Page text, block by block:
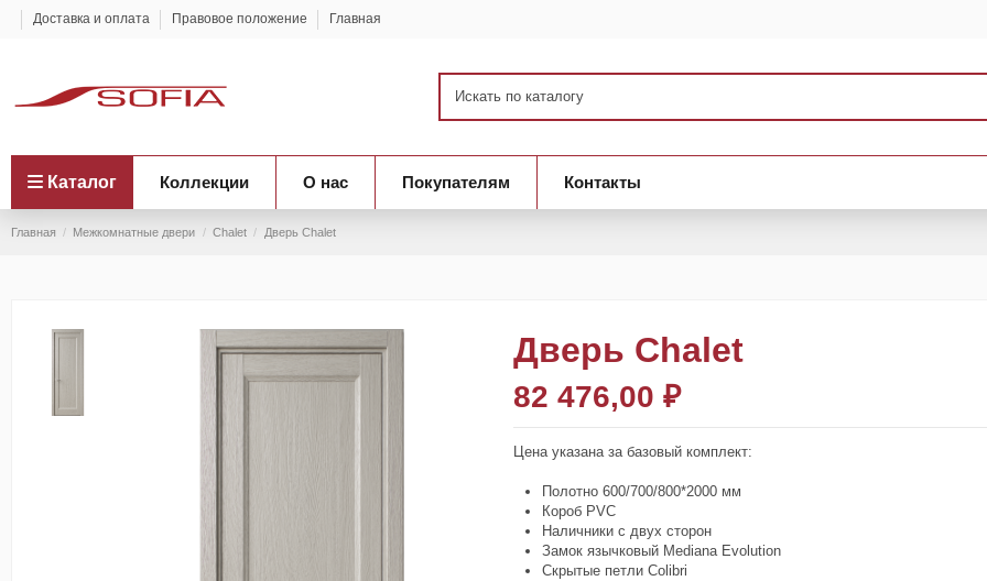
Доставка и оплата Правовое положение Главная
Каталог Коллекции О нас Покупателям Контакты
Главная Межкомнатные двери Сhalet Дверь Сhalet
Дверь Сhalet
82 476,00 ₽
Цена указана за базовый комплект:
Полотно 600/700/800*2000 мм
Короб PVC
Наличники с двух сторон
Замок язычковый Mediana Evolution
Скрытые петли Colibri